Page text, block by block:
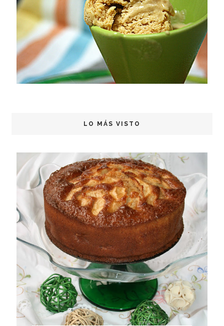
LO MÁS VISTO